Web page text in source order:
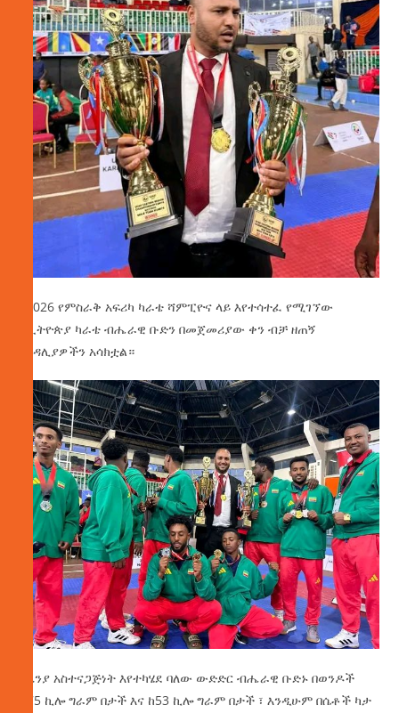
በ2026 የምስራቅ አፍሪካ ካራቴ ሻምፒዮና ላይ እየተሳተፈ የሚገኘው
የኢትዮጵያ ካራቴ ብሔራዊ ቡድን በመጀመሪያው ቀን ብቻ ዘጠኝ
ሜዳሊያዎችን አሳክቷል።
​በኬንያ አስተናጋጅነት እየተካሄደ ባለው ውድድር ብሔራዊ ቡድኑ በወንዶች
ከ75 ኪሎ ግራም በታች እና ከ53 ኪሎ ግራም በታች ፣ እንዲሁም በሴቶች ካታ